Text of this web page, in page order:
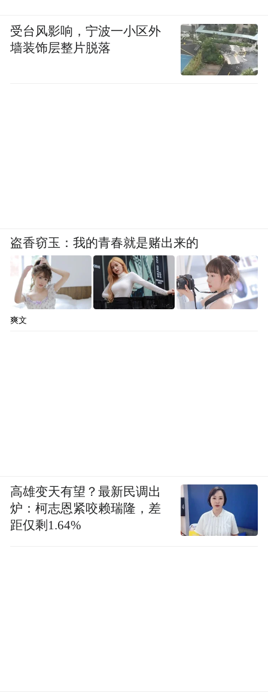
受台风影响，宁波一小区外
墙装饰层整片脱落
盗香窃玉：我的青春就是赌出来的
爽文
高雄变天有望？最新民调出
炉：柯志恩紧咬赖瑞隆，差
距仅剩1.64%